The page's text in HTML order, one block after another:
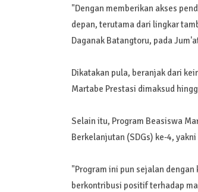
"Dengan memberikan akses
depan, terutama dari lingkar
Daganak Batangtoru, pada
Dikatakan pula, beranjak dari
Martabe Prestasi dimaksud
Selain itu, Program Beasiswa
Berkelanjutan (SDGs) ke-4,
"Program ini pun sejalan
berkontribusi positif terhadap